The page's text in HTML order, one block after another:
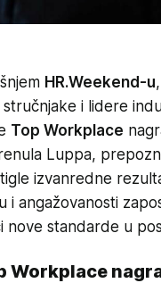
HR.Weekend-u
stručnjake i lidere
Top Workplace
Luppa,
izvanredne
i angažovanosti
nove standarde u
Workplace